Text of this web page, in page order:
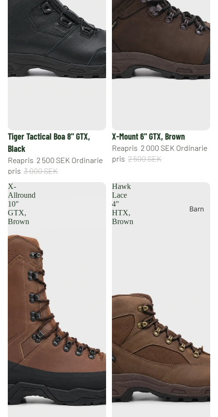
Vinterskor
Kängor
Sneakers &
Gummistövla
r
efter
teknologi
TEX™
Barn
REA
Tiger Tactical Boa 8" GTX,
Black
Reapris 2 500 SEK Ordinarie
pris 3 000 SEK
REA
X-Mount 6" GTX, Brown
Reapris 2 000 SEK Ordinarie
pris 2 500 SEK
X-
Allround
10"
GTX,
Brown
Hawk
Lace
4"
HTX,
Brown